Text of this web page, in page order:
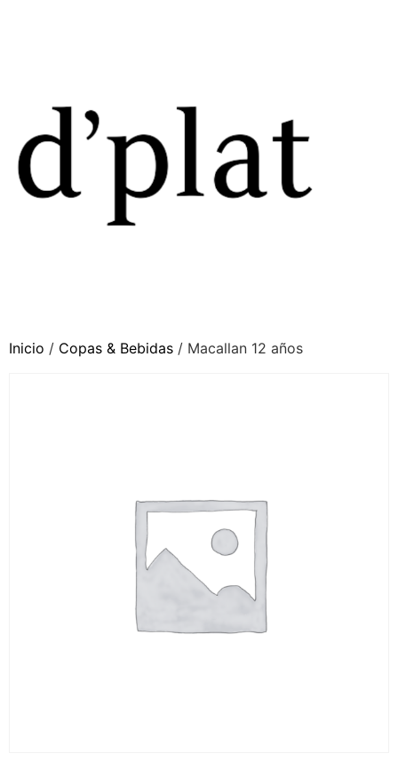
Inicio / Copas & Bebidas / Macallan 12 años